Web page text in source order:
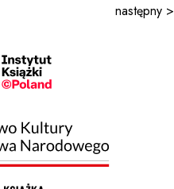
następny >